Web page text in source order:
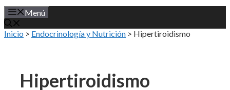
Menú
Inicio > Endocrinología y Nutrición > Hipertiroidismo
Hipertiroidismo